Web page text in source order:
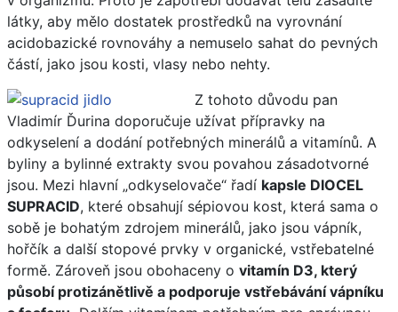
látky, aby mělo dostatek prostředků na vyrovnání
acidobazické rovnováhy a nemuselo sahat do pevných
částí, jako jsou kosti, vlasy nebo nehty.
Z tohoto důvodu pan
Vladimír Ďurina doporučuje užívat přípravky na
odkyselení a dodání potřebných minerálů a vitamínů. A
byliny a bylinné extrakty svou povahou zásadotvorné
jsou. Mezi hlavní „odkyselovače“ řadí kapsle DIOCEL
SUPRACID, které obsahují sépiovou kost, která sama o
sobě je bohatým zdrojem minerálů, jako jsou vápník,
hořčík a další stopové prvky v organické, vstřebatelné
formě. Zároveň jsou obohaceny o vitamín D3, který
působí protizánětlivě a podporuje vstřebávání vápníku